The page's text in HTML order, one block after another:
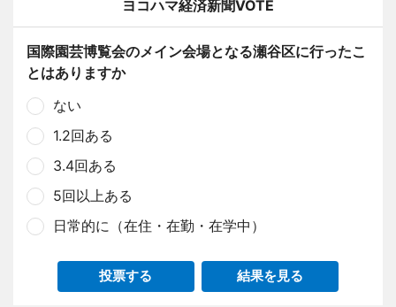
ヨコハマ経済新聞VOTE
国際園芸博覧会のメイン会場となる瀬谷区に行ったこ
とはありますか
ない
1.2回ある
3.4回ある
5回以上ある
日常的に（在住・在勤・在学中）
投票する 結果を見る